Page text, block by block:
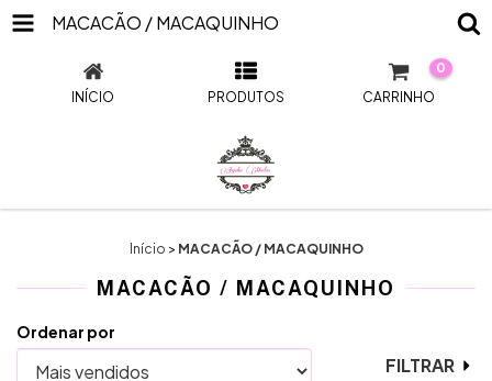
MACACÃO / MACAQUINHO
INÍCIO PRODUTOS CARRINHO
0
Início > MACACÃO / MACAQUINHO
MACACÃO / MACAQUINHO
Ordenar por
FILTRAR